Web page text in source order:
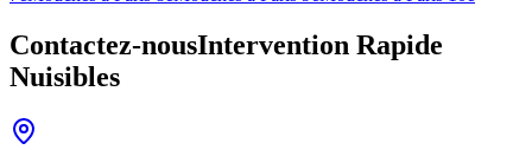
Contactez-nousIntervention Rapide
Nuisibles